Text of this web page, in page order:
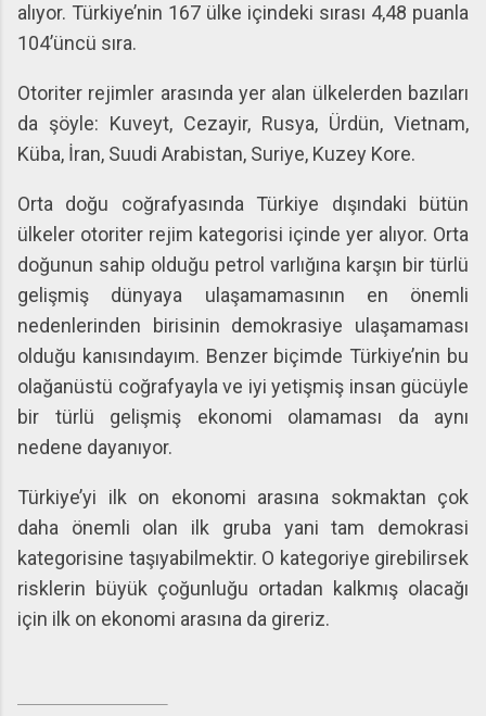
alıyor. Türkiye’nin 167 ülke içindeki sırası 4,48 puanla
104’üncü sıra.
Otoriter rejimler arasında yer alan ülkelerden bazıları
da şöyle: Kuveyt, Cezayir, Rusya, Ürdün, Vietnam,
Küba, İran, Suudi Arabistan, Suriye, Kuzey Kore.
Orta doğu coğrafyasında Türkiye dışındaki bütün
ülkeler otoriter rejim kategorisi içinde yer alıyor. Orta
doğunun sahip olduğu petrol varlığına karşın bir türlü
gelişmiş dünyaya ulaşamamasının en önemli
nedenlerinden birisinin demokrasiye ulaşamaması
olduğu kanısındayım. Benzer biçimde Türkiye’nin bu
olağanüstü coğrafyayla ve iyi yetişmiş insan gücüyle
bir türlü gelişmiş ekonomi olamaması da aynı
nedene dayanıyor.
Türkiye’yi ilk on ekonomi arasına sokmaktan çok
daha önemli olan ilk gruba yani tam demokrasi
kategorisine taşıyabilmektir. O kategoriye girebilirsek
risklerin büyük çoğunluğu ortadan kalkmış olacağı
için ilk on ekonomi arasına da gireriz.